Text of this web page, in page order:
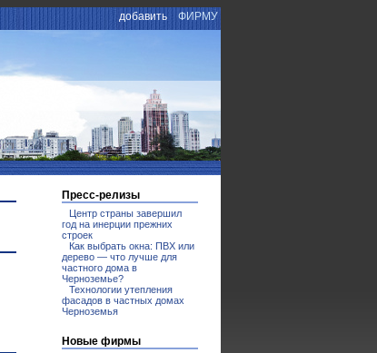
добавить ФИРМУ
Пресс-релизы
Центр страны завершил
год на инерции прежних
строек
Как выбрать окна: ПВХ или
дерево — что лучше для
частного дома в
Черноземье?
Технологии утепления
фасадов в частных домах
Черноземья
Новые фирмы